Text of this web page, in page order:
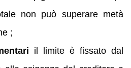
non può superare metà
;
il limite è fissato dal